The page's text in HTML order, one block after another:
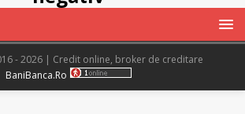
- 2026 | Credit online, broker de creditare
BaniBanca.Ro